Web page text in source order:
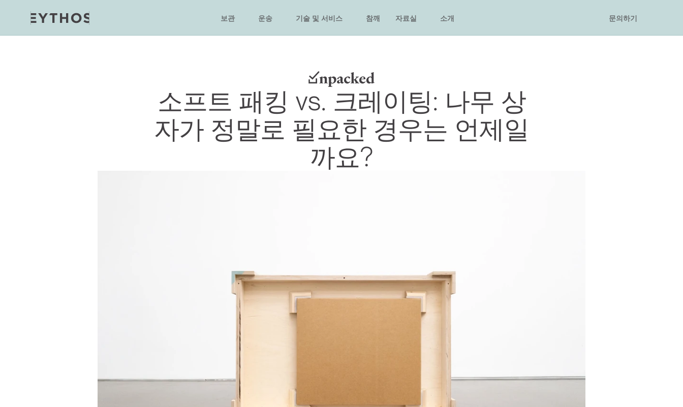
소프트 패킹 vs. 크레이팅: 나무 상
자가 정말로 필요한 경우는 언제일
까요?
보관 운송 기술 및 서비스 참깨 자료실 소개 문의하기